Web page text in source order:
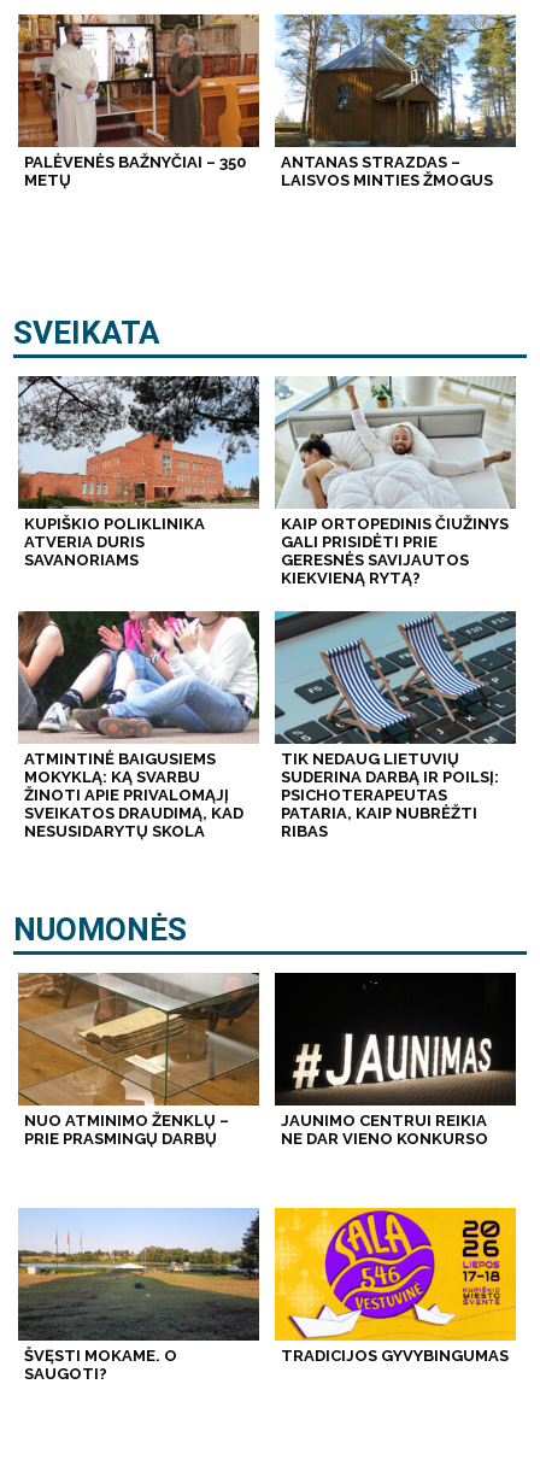
PALĖVENĖS BAŽNYČIAI – 350
METŲ
ANTANAS STRAZDAS –
LAISVOS MINTIES ŽMOGUS
SVEIKATA
KUPIŠKIO POLIKLINIKA
ATVERIA DURIS
SAVANORIAMS
KAIP ORTOPEDINIS ČIUŽINYS
GALI PRISIDĖTI PRIE
GERESNĖS SAVIJAUTOS
KIEKVIENĄ RYTĄ?
ATMINTINĖ BAIGUSIEMS
MOKYKLĄ: KĄ SVARBU
ŽINOTI APIE PRIVALOMĄJĮ
SVEIKATOS DRAUDIMĄ, KAD
NESUSIDARYTŲ SKOLA
TIK NEDAUG LIETUVIŲ
SUDERINA DARBĄ IR POILSĮ:
PSICHOTERAPEUTAS
PATARIA, KAIP NUBRĖŽTI
RIBAS
NUOMONĖS
NUO ATMINIMO ŽENKLŲ –
PRIE PRASMINGŲ DARBŲ
JAUNIMO CENTRUI REIKIA
NE DAR VIENO KONKURSO
ŠVĘSTI MOKAME. O
SAUGOTI?
TRADICIJOS GYVYBINGUMAS